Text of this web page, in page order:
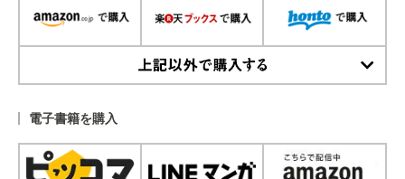
電子書籍を購入